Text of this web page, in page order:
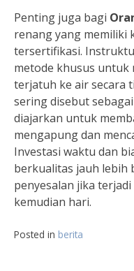
Penting juga bagi
renang yang memiliki
tersertifikasi.
metode khusus untuk
terjatuh ke air secara
sering disebut sebagai
diajarkan untuk
mengapung dan
Investasi waktu dan
berkualitas jauh lebih
penyesalan jika
kemudian hari.
Posted in berita